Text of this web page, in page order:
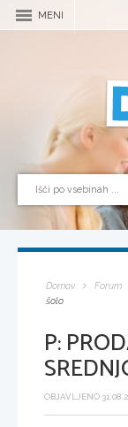
MENI
Domov Forum
šolo
P:
OBJAVLJENO